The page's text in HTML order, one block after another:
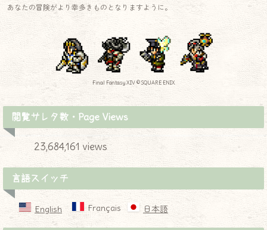
あなたの冒険がより幸多きものとなりますように。
Final Fantasy XIV © SQUARE ENIX
閲覧サレタ数・Page Views
23,684,161 views
言語スイッチ
English Français 日本語